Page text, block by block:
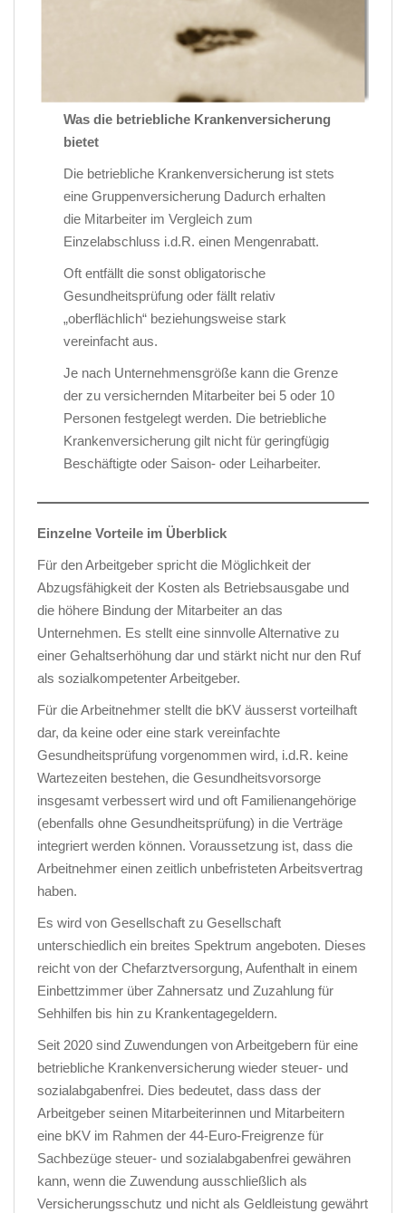
Was die betriebliche Krankenversicherung
bietet
Die betriebliche Krankenversicherung ist stets
eine Gruppenversicherung Dadurch erhalten
die Mitarbeiter im Vergleich zum
Einzelabschluss i.d.R. einen Mengenrabatt.
Oft entfällt die sonst obligatorische
Gesundheitsprüfung oder fällt relativ
„oberflächlich“ beziehungsweise stark
vereinfacht aus.
Je nach Unternehmensgröße kann die Grenze
der zu versichernden Mitarbeiter bei 5 oder 10
Personen festgelegt werden. Die betriebliche
Krankenversicherung gilt nicht für geringfügig
Beschäftigte oder Saison- oder Leiharbeiter.
Einzelne Vorteile im Überblick
Für den Arbeitgeber spricht die Möglichkeit der
Abzugsfähigkeit der Kosten als Betriebsausgabe und
die höhere Bindung der Mitarbeiter an das
Unternehmen. Es stellt eine sinnvolle Alternative zu
einer Gehaltserhöhung dar und stärkt nicht nur den Ruf
als sozialkompetenter Arbeitgeber.
Für die Arbeitnehmer stellt die bKV äusserst vorteilhaft
dar, da keine oder eine stark vereinfachte
Gesundheitsprüfung vorgenommen wird, i.d.R. keine
Wartezeiten bestehen, die Gesundheitsvorsorge
insgesamt verbessert wird und oft Familienangehörige
(ebenfalls ohne Gesundheitsprüfung) in die Verträge
integriert werden können. Voraussetzung ist, dass die
Arbeitnehmer einen zeitlich unbefristeten Arbeitsvertrag
haben.
Es wird von Gesellschaft zu Gesellschaft
unterschiedlich ein breites Spektrum angeboten. Dieses
reicht von der Chefarztversorgung, Aufenthalt in einem
Einbettzimmer über Zahnersatz und Zuzahlung für
Sehhilfen bis hin zu Krankentagegeldern.
Seit 2020 sind Zuwendungen von Arbeitgebern für eine
betriebliche Krankenversicherung wieder steuer- und
sozialabgabenfrei. Dies bedeutet, dass dass der
Arbeitgeber seinen Mitarbeiterinnen und Mitarbeitern
eine bKV im Rahmen der 44-Euro-Freigrenze für
Sachbezüge steuer- und sozialabgabenfrei gewähren
kann, wenn die Zuwendung ausschließlich als
Versicherungsschutz und nicht als Geldleistung gewährt